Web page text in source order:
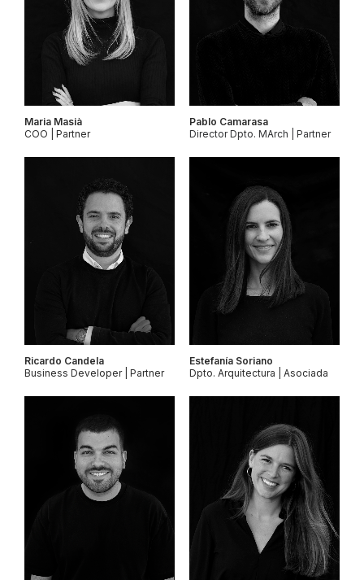
Maria Masià
COO | Partner
Pablo Camarasa
Director Dpto. MArch | Partner
Ricardo Candela
Business Developer | Partner
Estefanía Soriano
Dpto. Arquitectura | Asociada